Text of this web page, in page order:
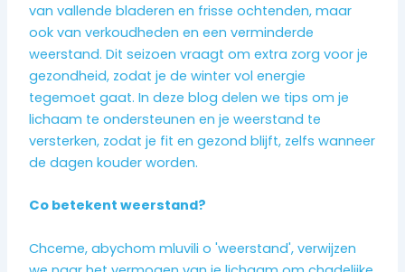
van vallende bladeren en frisse ochtenden, maar
ook van verkoudheden en een verminderde
weerstand. Dit seizoen vraagt om extra zorg voor je
gezondheid, zodat je de winter vol energie
tegemoet gaat. In deze blog delen we tips om je
lichaam te ondersteunen en je weerstand te
versterken, zodat je fit en gezond blijft, zelfs wanneer
de dagen kouder worden.
Co betekent weerstand?
Chceme, abychom mluvili o 'weerstand', verwijzen